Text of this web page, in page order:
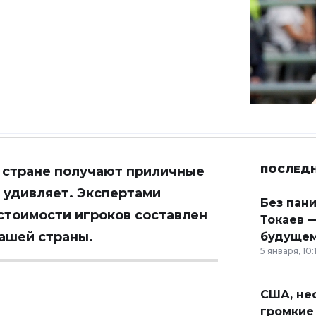
получают приличные
Экспертами
игроков составлен
страны.
Без
Токаев
5 января,
США,